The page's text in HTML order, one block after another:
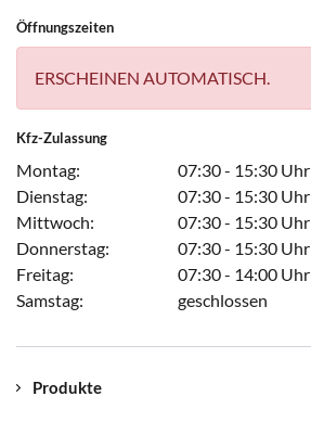
Öffnungszeiten
ERSCHEINEN AUTOMATISCH.
Kfz-Zulassung
Montag:
07:30 - 15:30 Uhr
Dienstag:
07:30 - 15:30 Uhr
Mittwoch:
07:30 - 15:30 Uhr
Donnerstag:
07:30 - 15:30 Uhr
Freitag:
07:30 - 14:00 Uhr
Samstag:
geschlossen
Produkte